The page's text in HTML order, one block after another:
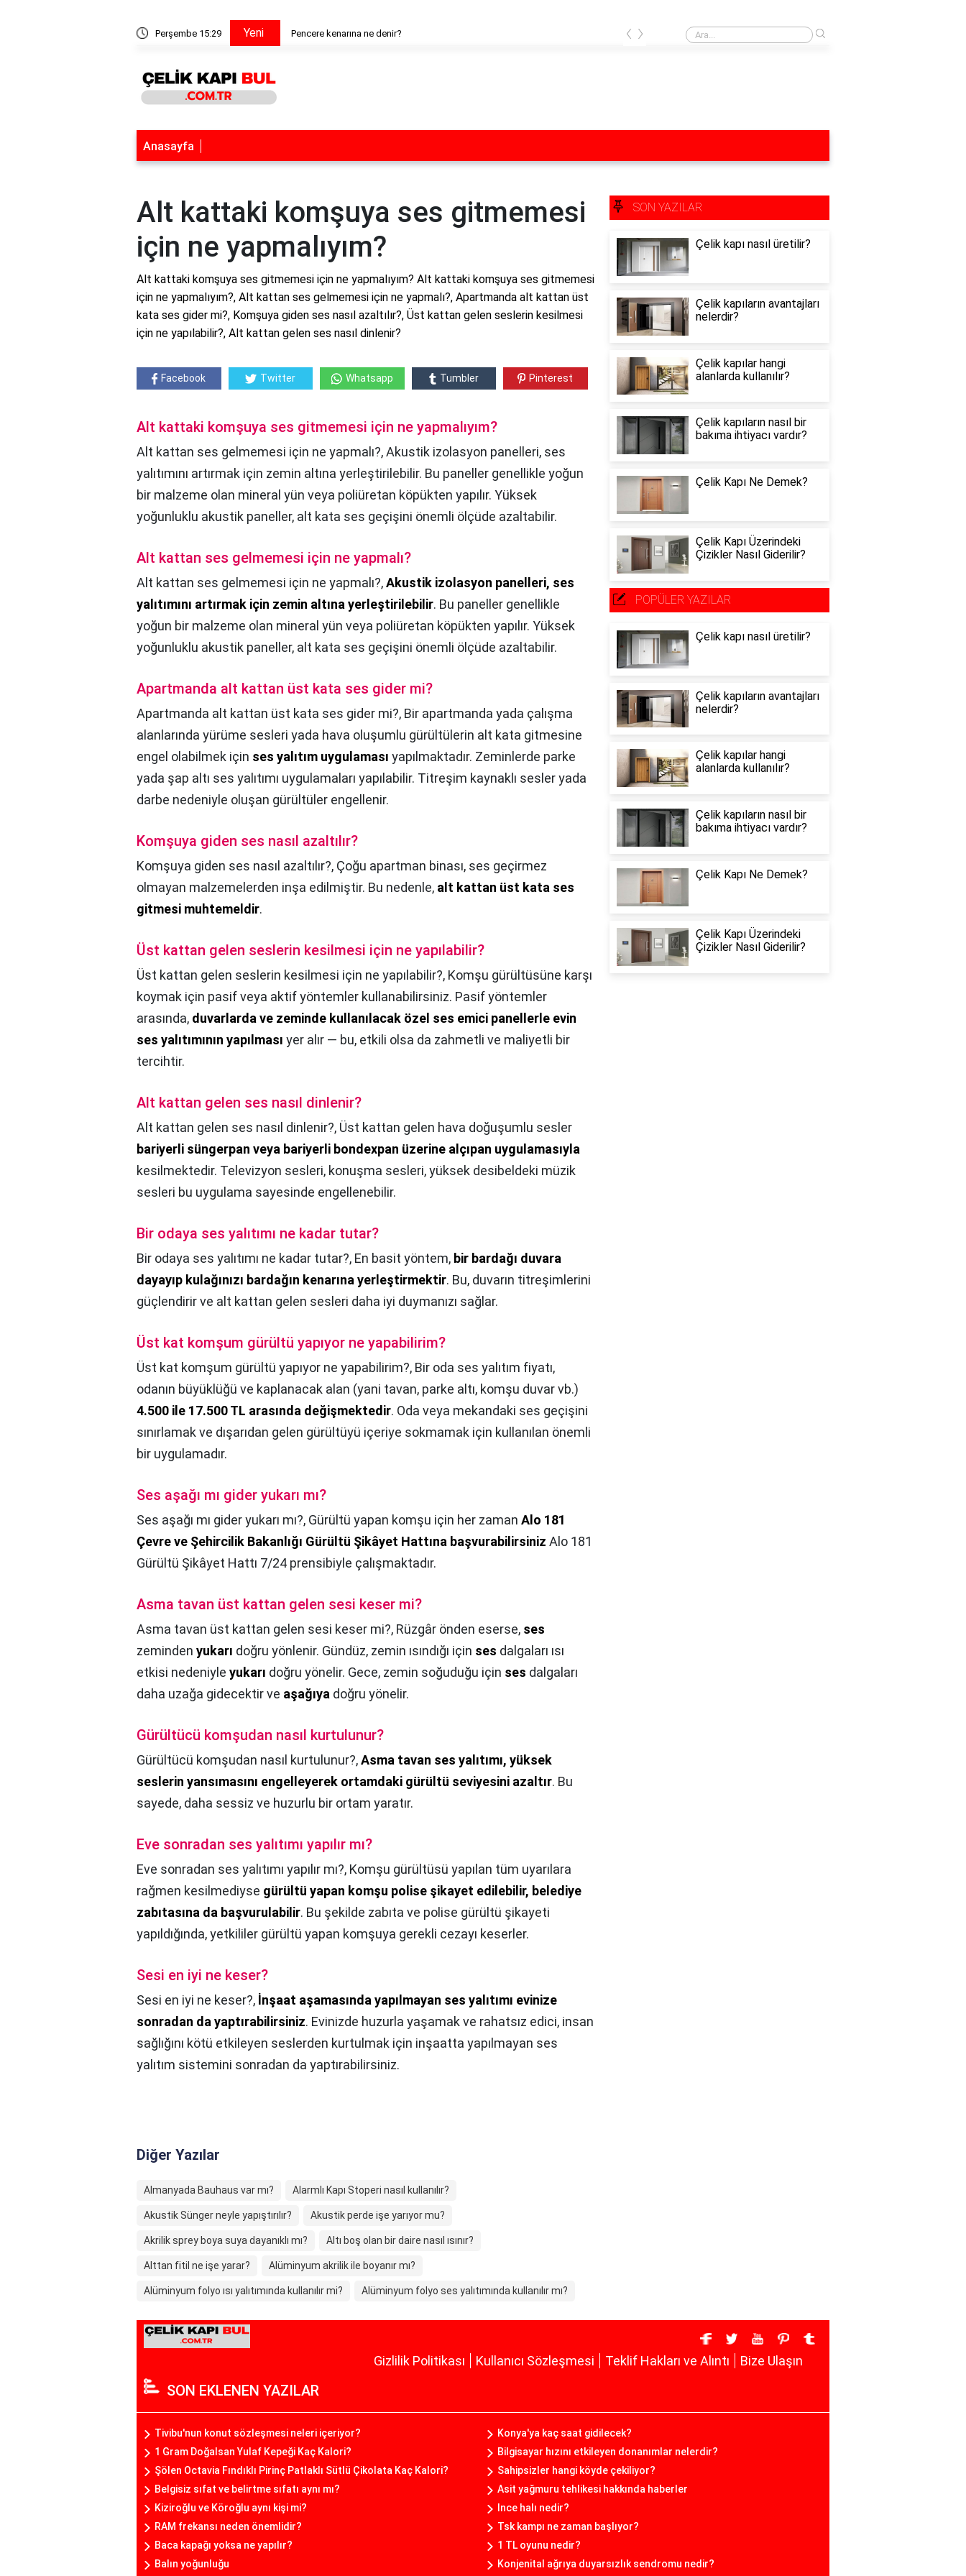
Perşembe 15:29 Yeni Pencere kenarına ne denir? Yağ lekesi yağlı mutfak dolapları neyle silinir?
‹ ›
Anasayfa
Alt kattaki komşuya ses gitmemesi
için ne yapmalıyım?
Alt kattaki komşuya ses gitmemesi için ne yapmalıyım? Alt kattaki komşuya ses gitmemesi
için ne yapmalıyım?, Alt kattan ses gelmemesi için ne yapmalı?, Apartmanda alt kattan üst
kata ses gider mi?, Komşuya giden ses nasıl azaltılır?, Üst kattan gelen seslerin kesilmesi
için ne yapılabilir?, Alt kattan gelen ses nasıl dinlenir?
Facebook Twitter Whatsapp Tumbler Pinterest
Alt kattaki komşuya ses gitmemesi için ne yapmalıyım?
Alt kattan ses gelmemesi için ne yapmalı?, Akustik izolasyon panelleri, ses
yalıtımını artırmak için zemin altına yerleştirilebilir. Bu paneller genellikle yoğun
bir malzeme olan mineral yün veya poliüretan köpükten yapılır. Yüksek
yoğunluklu akustik paneller, alt kata ses geçişini önemli ölçüde azaltabilir.
Alt kattan ses gelmemesi için ne yapmalı?
Alt kattan ses gelmemesi için ne yapmalı?,Akustik izolasyon panelleri, ses
yalıtımını artırmak için zemin altına yerleştirilebilir. Bu paneller genellikle
yoğun bir malzeme olan mineral yün veya poliüretan köpükten yapılır. Yüksek
yoğunluklu akustik paneller, alt kata ses geçişini önemli ölçüde azaltabilir.
Apartmanda alt kattan üst kata ses gider mi?
Apartmanda alt kattan üst kata ses gider mi?, Bir apartmanda yada çalışma
alanlarında yürüme sesleri yada hava oluşumlu gürültülerin alt kata gitmesine
engel olabilmek için ses yalıtım uygulaması yapılmaktadır. Zeminlerde parke
yada şap altı ses yalıtımı uygulamaları yapılabilir. Titreşim kaynaklı sesler yada
darbe nedeniyle oluşan gürültüler engellenir.
Komşuya giden ses nasıl azaltılır?
Komşuya giden ses nasıl azaltılır?, Çoğu apartman binası, ses geçirmez
olmayan malzemelerden inşa edilmiştir. Bu nedenle, alt kattan üst kata ses
gitmesi muhtemeldir.
Üst kattan gelen seslerin kesilmesi için ne yapılabilir?
Üst kattan gelen seslerin kesilmesi için ne yapılabilir?, Komşu gürültüsüne karşı
koymak için pasif veya aktif yöntemler kullanabilirsiniz. Pasif yöntemler
arasında, duvarlarda ve zeminde kullanılacak özel ses emici panellerle evin
ses yalıtımının yapılması yer alır — bu, etkili olsa da zahmetli ve maliyetli bir
tercihtir.
Alt kattan gelen ses nasıl dinlenir?
Alt kattan gelen ses nasıl dinlenir?, Üst kattan gelen hava doğuşumlu sesler
bariyerli süngerpan veya bariyerli bondexpan üzerine alçıpan uygulamasıyla
kesilmektedir. Televizyon sesleri, konuşma sesleri, yüksek desibeldeki müzik
sesleri bu uygulama sayesinde engellenebilir.
Bir odaya ses yalıtımı ne kadar tutar?
Bir odaya ses yalıtımı ne kadar tutar?, En basit yöntem, bir bardağı duvara
dayayıp kulağınızı bardağın kenarına yerleştirmektir. Bu, duvarın titreşimlerini
güçlendirir ve alt kattan gelen sesleri daha iyi duymanızı sağlar.
Üst kat komşum gürültü yapıyor ne yapabilirim?
Üst kat komşum gürültü yapıyor ne yapabilirim?, Bir oda ses yalıtım fiyatı,
odanın büyüklüğü ve kaplanacak alan (yani tavan, parke altı, komşu duvar vb.)
4.500 ile 17.500 TL arasında değişmektedir. Oda veya mekandaki ses geçişini
sınırlamak ve dışarıdan gelen gürültüyü içeriye sokmamak için kullanılan önemli
bir uygulamadır.
Ses aşağı mı gider yukarı mı?
Ses aşağı mı gider yukarı mı?, Gürültü yapan komşu için her zaman Alo 181
Çevre ve Şehircilik Bakanlığı Gürültü Şikâyet Hattına başvurabilirsiniz Alo 181
Gürültü Şikâyet Hattı 7/24 prensibiyle çalışmaktadır.
Asma tavan üst kattan gelen sesi keser mi?
Asma tavan üst kattan gelen sesi keser mi?, Rüzgâr önden eserse, ses
zeminden yukarı doğru yönlenir. Gündüz, zemin ısındığı için ses dalgaları ısı
etkisi nedeniyle yukarı doğru yönelir. Gece, zemin soğuduğu için ses dalgaları
daha uzağa gidecektir ve aşağıya doğru yönelir.
Gürültücü komşudan nasıl kurtulunur?
Gürültücü komşudan nasıl kurtulunur?,Asma tavan ses yalıtımı, yüksek
seslerin yansımasını engelleyerek ortamdaki gürültü seviyesini azaltır. Bu
sayede, daha sessiz ve huzurlu bir ortam yaratır.
Eve sonradan ses yalıtımı yapılır mı?
Eve sonradan ses yalıtımı yapılır mı?, Komşu gürültüsü yapılan tüm uyarılara
rağmen kesilmediyse gürültü yapan komşu polise şikayet edilebilir, belediye
zabıtasına da başvurulabilir. Bu şekilde zabıta ve polise gürültü şikayeti
yapıldığında, yetkililer gürültü yapan komşuya gerekli cezayı keserler.
Sesi en iyi ne keser?
Sesi en iyi ne keser?, İnşaat aşamasında yapılmayan ses yalıtımı evinize
sonradan da yaptırabilirsiniz. Evinizde huzurla yaşamak ve rahatsız edici, insan
sağlığını kötü etkileyen seslerden kurtulmak için inşaatta yapılmayan ses
yalıtım sistemini sonradan da yaptırabilirsiniz.
Diğer Yazılar
Almanyada Bauhaus var mı? Alarmlı Kapı Stoperi nasıl kullanılır?
Akustik Sünger neyle yapıştırılır? Akustik perde işe yarıyor mu?
Akrilik sprey boya suya dayanıklı mı? Altı boş olan bir daire nasıl ısınır?
Alttan fitil ne işe yarar? Alüminyum akrilik ile boyanır mı?
Alüminyum folyo ısı yalıtımında kullanılır mi? Alüminyum folyo ses yalıtımında kullanılır mı?
SON YAZILAR
Çelik kapı nasıl üretilir?
Çelik kapıların avantajları
nelerdir?
Çelik kapılar hangi
alanlarda kullanılır?
Çelik kapıların nasıl bir
bakıma ihtiyacı vardır?
Çelik Kapı Ne Demek?
Çelik Kapı Üzerindeki
Çizikler Nasıl Giderilir?
POPÜLER YAZILAR
Çelik kapı nasıl üretilir?
Çelik kapıların avantajları
nelerdir?
Çelik kapılar hangi
alanlarda kullanılır?
Çelik kapıların nasıl bir
bakıma ihtiyacı vardır?
Çelik Kapı Ne Demek?
Çelik Kapı Üzerindeki
Çizikler Nasıl Giderilir?
Gizlilik Politikası Kullanıcı Sözleşmesi Teklif Hakları ve Alıntı Bize Ulaşın
SON EKLENEN YAZILAR
Tivibu'nun konut sözleşmesi neleri içeriyor?
Konya'ya kaç saat gidilecek?
1 Gram Doğalsan Yulaf Kepeği Kaç Kalori?
Bilgisayar hızını etkileyen donanımlar nelerdir?
Şölen Octavia Fındıklı Pirinç Patlaklı Sütlü Çikolata Kaç Kalori?
Sahipsizler hangi köyde çekiliyor?
Belgisiz sıfat ve belirtme sıfatı aynı mı?
Asit yağmuru tehlikesi hakkında haberler
Kiziroğlu ve Köroğlu aynı kişi mi?
Ince halı nedir?
RAM frekansı neden önemlidir?
Tsk kampı ne zaman başlıyor?
Baca kapağı yoksa ne yapılır?
1 TL oyunu nedir?
Balın yoğunluğu
Konjenital ağrıya duyarsızlık sendromu nedir?